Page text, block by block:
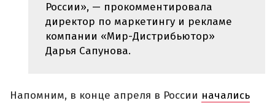
России», — прокомментировала
директор по маркетингу и рекламе
компании «Мир-Дистрибьютор»
Дарья Сапунова.
Напомним, в конце апреля в России начались